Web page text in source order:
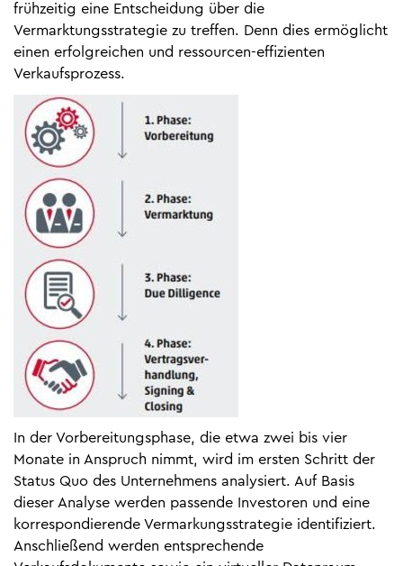
frühzeitig eine Entscheidung über die
Vermarktungsstrategie zu treffen. Denn dies ermöglicht
einen erfolgreichen und ressourcen-effizienten
Verkaufsprozess.
In der Vorbereitungsphase, die etwa zwei bis vier
Monate in Anspruch nimmt, wird im ersten Schritt der
Status Quo des Unternehmens analysiert. Auf Basis
dieser Analyse werden passende Investoren und eine
korrespondierende Vermarkungsstrategie identifiziert.
Anschließend werden entsprechende